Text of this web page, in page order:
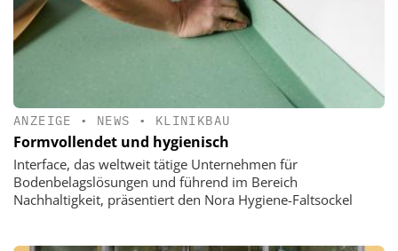
ANZEIGE • NEWS • KLINIKBAU
Formvollendet und hygienisch
Interface, das weltweit tätige Unternehmen für
Bodenbelagslösungen und führend im Bereich
Nachhaltigkeit, präsentiert den Nora Hygiene-Faltsockel